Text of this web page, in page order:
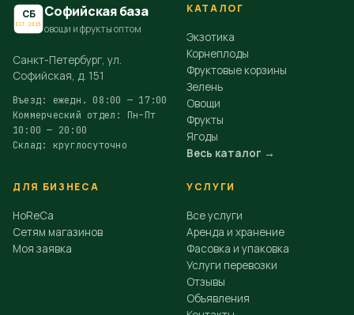
СБ
EST.2015
Софийская база
овощи и фрукты оптом
Санкт-Петербург, ул.
Софийская, д. 151
Въезд: ежедн. 08:00 — 17:00
Коммерческий отдел: Пн–Пт
10:00 — 20:00
Склад: круглосуточно
КАТАЛОГ
Экзотика
Корнеплоды
Фруктовые корзины
Зелень
Овощи
Фрукты
Ягоды
Весь каталог →
ДЛЯ БИЗНЕСА
HoReCa
Сетям магазинов
Моя заявка
УСЛУГИ
Все услуги
Аренда и хранение
Фасовка и упаковка
Услуги перевозки
Отзывы
Объявления